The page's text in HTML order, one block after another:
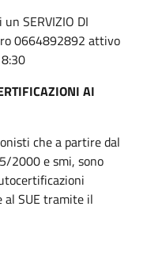
SERVIZIO DI
0664892892 attivo
AI
che a partire dal
2000 e smi, sono
SUE tramite il